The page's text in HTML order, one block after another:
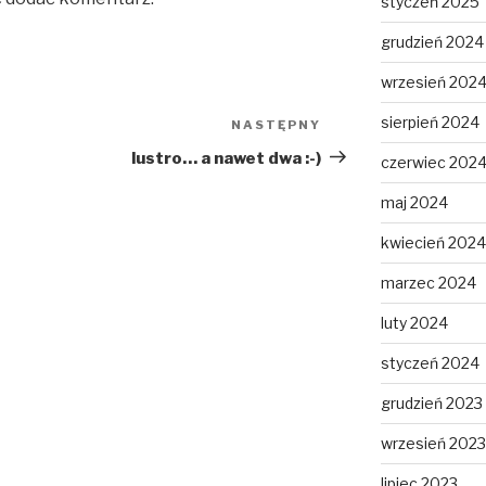
Następny
wpis
NASTĘPNY
lustro… a nawet dwa :-)
grudzień 2024
wrzesień 2024
sierpień 2024
czerwiec 2024
maj 2024
kwiecień 2024
marzec 2024
luty 2024
styczeń 2024
grudzień 2023
wrzesień 2023